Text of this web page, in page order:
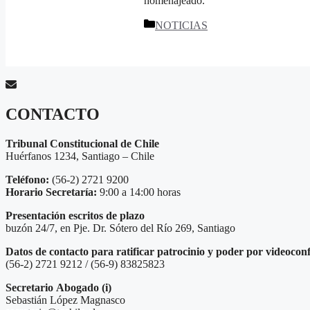
Categorías
NOTICIAS
CONTACTO
Tribunal Constitucional de Chile
Huérfanos 1234, Santiago – Chile
Teléfono: (56-2) 2721 9200
Horario Secretaría: 9:00 a 14:00 horas
Presentación escritos de plazo
buzón 24/7, en Pje. Dr. Sótero del Río 269, Santiago
Datos de contacto para ratificar patrocinio y poder por
(56-2) 2721 9212 / (56-9) 83825823
Secretario Abogado (i)
Sebastián López Magnasco